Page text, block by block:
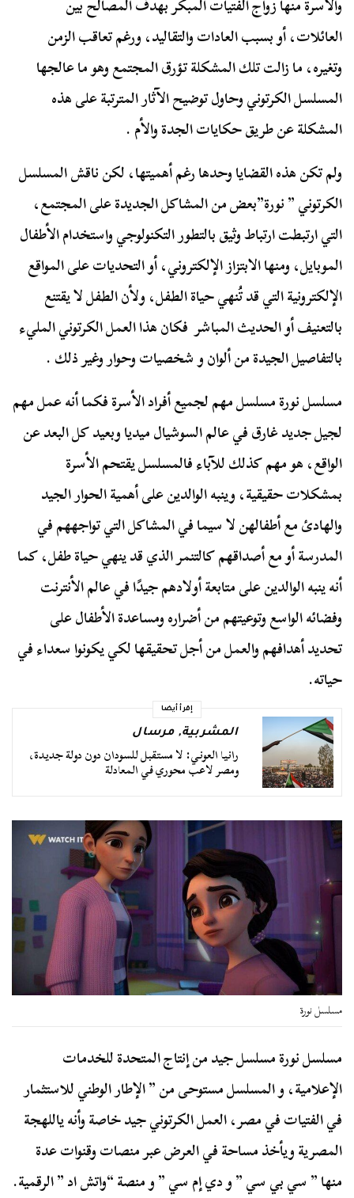
والأسرة منها زواج الفتيات المبكر بهدف المصالح بين
العائلات، أو بسبب العادات والتقاليد، ورغم تعاقب الزمن
وتغيره، ما زالت تلك المشكلة تؤرق المجتمع وهو ما عالجها
المسلسل الكرتوني وحاول توضيح الآثار المترتبة على هذه
المشكلة عن طريق حكايات الجدة والأم .
ولم تكن هذه القضايا وحدها رغم أهميتها، لكن ناقش المسلسل
الكرتوني ” نورة”بعض من المشاكل الجديدة على المجتمع،
التي ارتبطت ارتباط وثيق بالتطور التكنولوجي واستخدام الأطفال
الموبايل، ومنها الابتزاز الإلكتروني، أو التحديات على المواقع
الإلكترونية التي قد تُنهي حياة الطفل، ولأن الطفل لا يقتنع
بالتعنيف أو الحديث المباشر فكان هذا العمل الكرتوني المليء
بالتفاصيل الجيدة من ألوان و شخصيات وحوار وغير ذلك .
مسلسل نورة مسلسل مهم لجميع أفراد الأسرة فكما أنه عمل مهم
لجيل جديد غارق في عالم السوشيال ميديا وبعيد كل البعد عن
الواقع، هو مهم كذلك للآباء فالمسلسل يقتحم الأسرة
بمشكلات حقيقية، وينبه الوالدين على أهمية الحوار الجيد
والهادئ مع أطفالهن لا سيما في المشاكل التي تواجههم في
المدرسة أو مع أصداقهم كالتنمر الذي قد ينهي حياة طفل، كما
أنه ينبه الوالدين على متابعة أولادهم جيدًا في عالم الأنترنت
وفضائه الواسع وتوعيتهم من أضراره ومساعدة الأطفال على
تحديد أهدافهم والعمل من أجل تحقيقها لكي يكونوا سعداء في
حياته.
إقرأ أيضا
المشربية,مرسال
رانيا العوني: لا مستقبل للسودان دون دولة جديدة،
ومصر لاعب محوري في المعادلة
مسلسل نورة
مسلسل نورة مسلسل جيد من إنتاج المتحدة للخدمات
الإعلامية، و المسلسل مستوحى من ” الإطار الوطني للاستثمار
في الفتيات في مصر، العمل الكرتوني جيد خاصة وأنه ياللهجة
المصرية ويأخذ مساحة في العرض عبر منصات وقنوات عدة
منها ” سي بي سي ” و دي إم سي ” و منصة “واتش اد ” الرقمية.